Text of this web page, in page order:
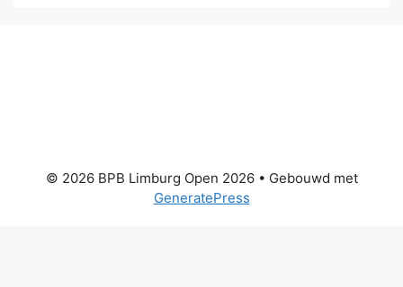
© 2026 BPB Limburg Open 2026• Gebouwd met
GeneratePress